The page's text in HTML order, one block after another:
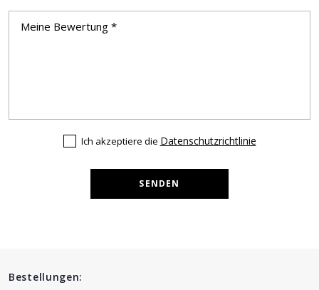
Ich akzeptiere die Datenschutzrichtlinie
SENDEN
Bestellungen: